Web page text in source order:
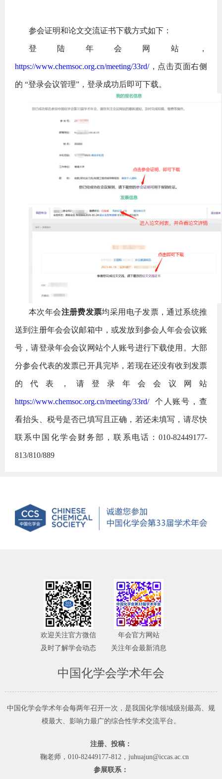
参会证明和论文交流证书下载方式如下：
登陆年会网站，
https://www.chemsoc.org.cn/meeting/33rd/，点击页面右侧
的 “登录会议管理”，登录成功后即可下载。
本次年会注册费发票均采用电子发票，通过系统推
送到注册年会会议邮箱中，或发放到参会人年会会议账
号，请登录年会会议网站个人账号进行下载使用。大部
分参会代表的发票已开具完毕，若现在还没有收到发票
的代表，请登录年会会议网站
https://www.chemsoc.org.cn/meeting/33rd/ 个人账号，查
看抬头、税号是否已填写且正确，若还未填写，请尽快
联系中国化学会财务部，联系电话：010-82449177-
813/810/889
欢迎关注官方微信
及时了解学会动态
年会官方网站
关注年会最新消息
中国化学会学术年会
中国化学会学术年会每两年召开一次，是我国化学领域级别最高、规
模最大、影响力最广的综合性学术交流平台。
注册、投稿：
鞠老师，010-82449177-812，juhuajun@iccas.ac.cn
参展联系：